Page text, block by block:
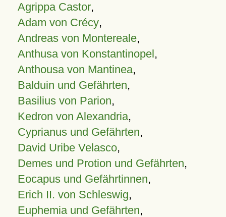
Agrippa Castor,
Adam von Crécy,
Andreas von Montereale,
Anthusa von Konstantinopel,
Anthousa von Mantinea,
Balduin und Gefährten,
Basilius von Parion,
Kedron von Alexandria,
Cyprianus und Gefährten,
David Uribe Velasco,
Demes und Protion und Gefährten,
Eocapus und Gefährtinnen,
Erich II. von Schleswig,
Euphemia und Gefährten,